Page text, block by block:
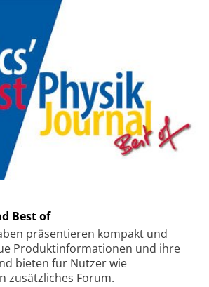
Best of
präsentieren kompakt und
Produkt­informationen und ihre
bieten für Nutzer wie
zusätzliches Forum.